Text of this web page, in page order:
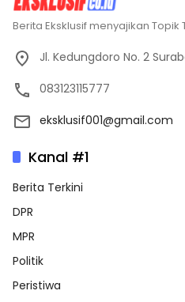
Berita Eksklusif menyajikan
Jl. Kedungdoro No. 2
083123115777
eksklusif001@gmail.com
Kanal #1
Berita Terkini
DPR
MPR
Politik
Peristiwa